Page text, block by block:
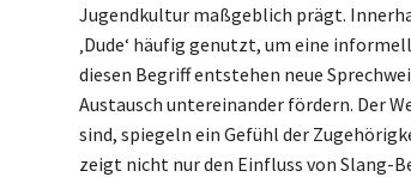
Jugendkultur maßgeblich prägt.
‚Dude‘ häufig genutzt, um eine
diesen Begriff entstehen neue
Austausch untereinander fördern. Der
sind, spiegeln ein Gefühl der
zeigt nicht nur den Einfluss von Slang-